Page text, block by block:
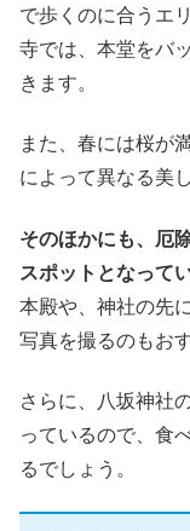
で歩くのに合うエ
寺では、本堂をバ
きます。
また、春には桜が
によって異なる美
そのほかにも、厄
スポットとなって
本殿や、神社の先
写真を撮るのもお
さらに、八坂神社
っているので、食
るでしょう。